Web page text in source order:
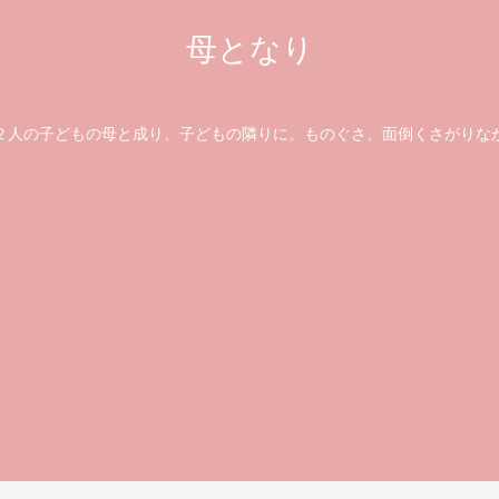
母となり
子どもの母と成り、子どもの隣りに。ものぐさ、面倒くさがりな